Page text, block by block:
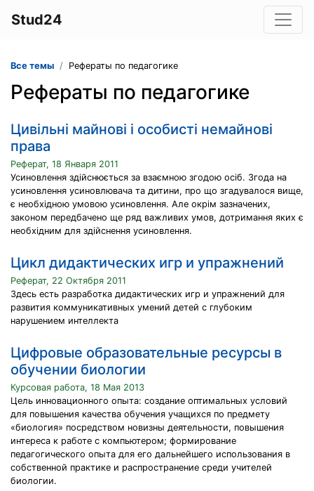
Stud24
Все темы Рефераты по педагогике
Рефераты по педагогике
Цивільні майнові і особисті немайнові
права
Реферат, 18 Января 2011
Усиновлення здійснюється за взаємною згодою осіб. Згода на
усиновлення усиновлювача та дитини, про що згадувалося вище,
є необхідною умовою усиновлення. Але окрім зазначених,
законом передбачено ще ряд важливих умов, дотримання яких є
необхідним для здійснення усиновлення.
Цикл дидактических игр и упражнений
Реферат, 22 Октября 2011
Здесь есть разработка дидактических игр и упражнений для
развития коммуникативных умений детей с глубоким
нарушением интеллекта
Цифровые образовательные ресурсы в
обучении биологии
Курсовая работа, 18 Мая 2013
Цель инновационного опыта: создание оптимальных условий
для повышения качества обучения учащихся по предмету
«биология» посредством новизны деятельности, повышения
интереса к работе с компьютером; формирование
педагогического опыта для его дальнейшего использования в
собственной практике и распространение среди учителей
биологии.